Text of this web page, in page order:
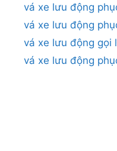
vá xe lưu động
vá xe lưu động
vá xe lưu động gọi
vá xe lưu động